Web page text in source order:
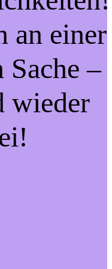
an einer
Sache –
wieder